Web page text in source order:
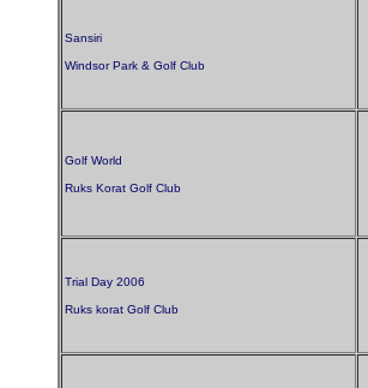
Sansiri
Windsor Park & Golf Club
Golf World
Ruks Korat Golf Club
Trial Day 2006
Ruks korat Golf Club